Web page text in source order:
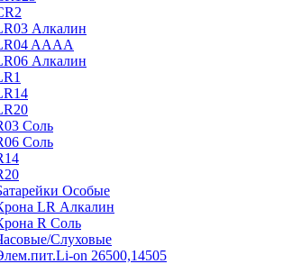
Алкалин
AAAA
Алкалин
Соль
Соль
Особые
LR Алкалин
R Соль
Слуховые
on 26500,14505